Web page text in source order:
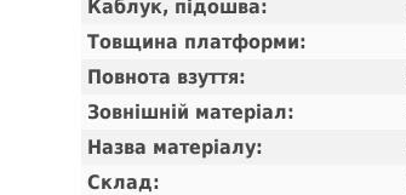
Каблук, підошва:
Товщина платформи:
Повнота взуття:
Зовнішній матеріал:
Назва матеріалу:
Склад: